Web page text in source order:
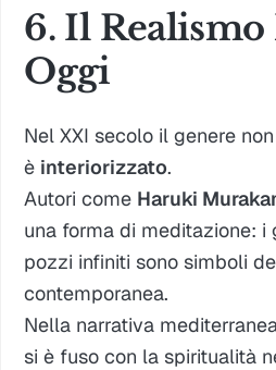
6. Il
Oggi
Nel XXI secolo il genere
è interiorizzato.
Autori come Haruki
una forma di meditazione: i
pozzi infiniti sono simboli
contemporanea.
Nella narrativa
si è fuso con la spiritualità